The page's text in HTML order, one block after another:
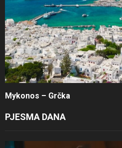
Mykonos – Grčka
PJESMA DANA